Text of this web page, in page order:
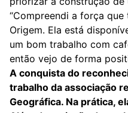
“Compreendi a força
Origem. Ela está
um bom trabalho com
então vejo de forma
A conquista do
trabalho da associação
Geográfica. Na prática,